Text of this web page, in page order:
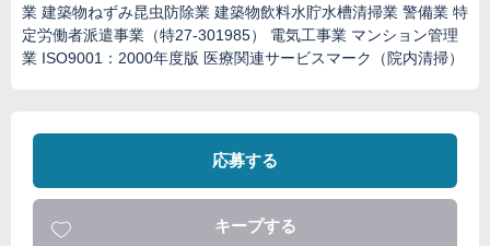
業 建築物ねずみ昆虫防除業 建築物飲料水貯水槽清掃業 警備業 特
定労働者派遣事業（特27-301985） 電気工事業 マンション管理
業 ISO9001：2000年度版 医療関連サービスマーク（院内清掃）
応募する
キープする